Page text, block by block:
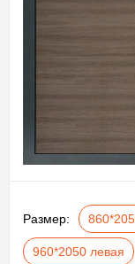
Размер:
960*2050 левая